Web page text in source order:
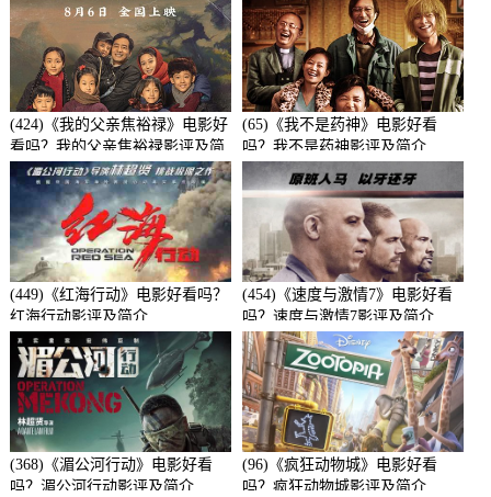
(424)《我的父亲焦裕禄》电影好
看吗？我的父亲焦裕禄影评及简
(65)《我不是药神》电影好看
吗？我不是药神影评及简介
(449)《红海行动》电影好看吗？
红海行动影评及简介
(454)《速度与激情7》电影好看
吗？速度与激情7影评及简介
(368)《湄公河行动》电影好看
吗？湄公河行动影评及简介
(96)《疯狂动物城》电影好看
吗？疯狂动物城影评及简介